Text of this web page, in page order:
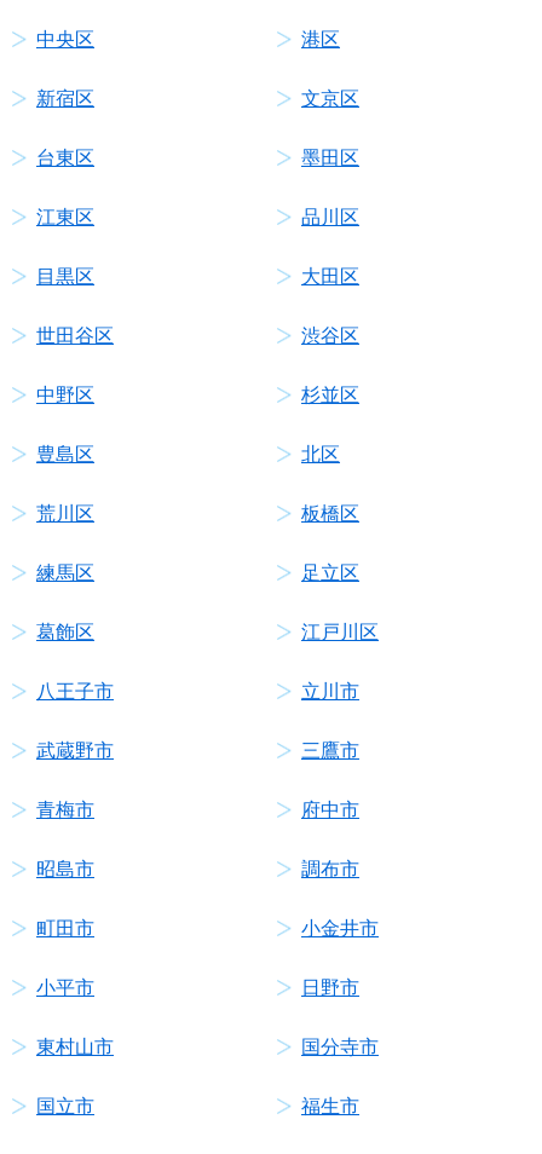
中央区 港区
新宿区 文京区
台東区 墨田区
江東区 品川区
目黒区 大田区
世田谷区 渋谷区
中野区 杉並区
豊島区 北区
荒川区 板橋区
練馬区 足立区
葛飾区 江戸川区
八王子市 立川市
武蔵野市 三鷹市
青梅市 府中市
昭島市 調布市
町田市 小金井市
小平市 日野市
東村山市 国分寺市
国立市 福生市